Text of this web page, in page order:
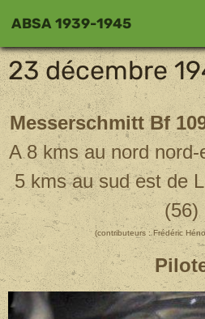
ABSA 1939-1945
23 décembre
Messerschmitt Bf
A 8 kms au nord
5 kms au sud est de
(56)
(contributeurs : Frédéric